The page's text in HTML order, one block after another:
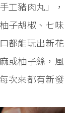
工豬肉丸」，
子胡椒、七味
都能玩出新花
或柚子絲，風
次來都有新發